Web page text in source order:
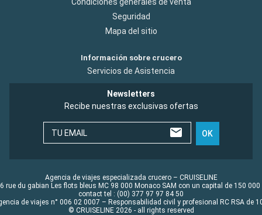
Seguridad
Mapa del sitio
Información sobre crucero
Servicios de Asistencia
Newsletters
Recibe nuestras exclusivas ofertas
TU EMAIL OK
Agencia de viajes especializada crucero – CRUISELINE
rue du gabian Les flots bleus MC 98 000 Monaco SAM con un capital de 150 000
contact tel : (00) 377 97 97 84 50
de viajes n° 006 02 0007 – Responsabilidad civil y profesional RC RSA de
© CRUISELINE 2026 - all rights reserved